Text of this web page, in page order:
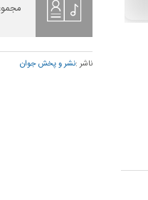
ناشر :نشر و پخش جوان